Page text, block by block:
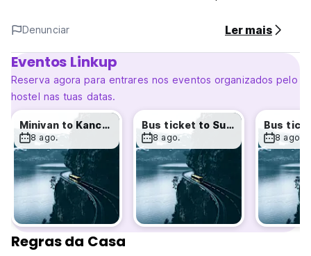
funcionais com beliches e ar condicionado. Ambos os
quartos partilham casas de banho ao fundo do corredor.
Para segurança, há um sistema de cartão-chave e CCTV em
todo o hostel.
Os nossos serviços gratuitos:
- Pequeno-almoço continental, servido das 8 às 10 horas.
- Cacifo pessoal
- Mapas da cidade
- Aquecedor de água
- Secador de cabelo
- Sistema de cartão-chave e CCTV
- Estacionamento
Coisas disponíveis por uma pequena taxa:
- Aluguer de bicicletas
- Bebidas refrescantes
- Chamadas internacionais/locais
Denunciar Ler mais
Eventos Linkup
Reserva agora para entrares nos eventos organizados pelo
hostel nas tuas datas.
Minivan to Kanchanaburi
8 ago.
Bus ticket to Sukhothai
8 ago. 8 ago.
Regras da Casa